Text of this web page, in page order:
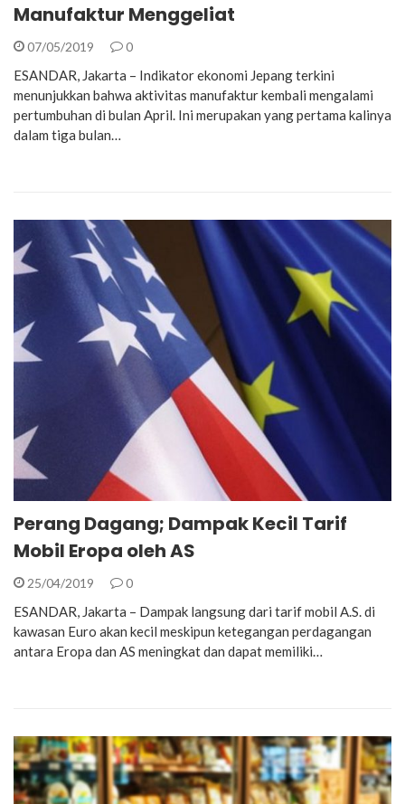
Manufaktur Menggeliat
07/05/2019 0
ESANDAR, Jakarta – Indikator ekonomi Jepang terkini
menunjukkan bahwa aktivitas manufaktur kembali mengalami
pertumbuhan di bulan April. Ini merupakan yang pertama kalinya
dalam tiga bulan…
Perang Dagang; Dampak Kecil Tarif
Mobil Eropa oleh AS
25/04/2019 0
ESANDAR, Jakarta – Dampak langsung dari tarif mobil A.S. di
kawasan Euro akan kecil meskipun ketegangan perdagangan
antara Eropa dan AS meningkat dan dapat memiliki…